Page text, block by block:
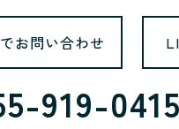
お問い合わせ
919-0415